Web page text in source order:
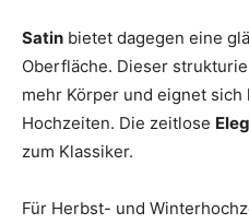
Satin bietet dagegen eine
Oberfläche. Dieser
mehr Körper und eignet
Hochzeiten. Die zeitlose
zum Klassiker.
Für Herbst- und